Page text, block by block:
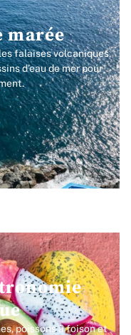
marée
falaises volcaniques,
d’eau de mer pour
poissons à foison et